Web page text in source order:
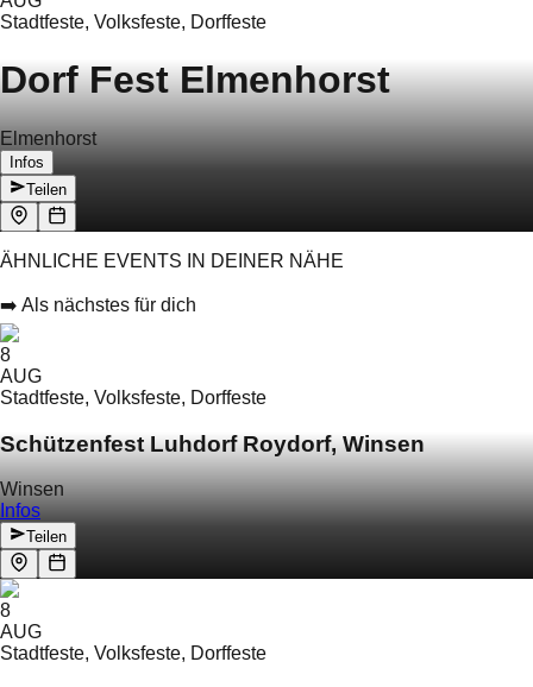
Stadtfeste, Volksfeste, Dorffeste
Dorf Fest Elmenhorst
Elmenhorst
Infos
Teilen
ÄHNLICHE EVENTS IN DEINER NÄHE
➡️ Als nächstes für dich
8
AUG
Stadtfeste, Volksfeste, Dorffeste
Schützenfest Luhdorf Roydorf, Winsen
Winsen
Infos
Teilen
8
AUG
Stadtfeste, Volksfeste, Dorffeste